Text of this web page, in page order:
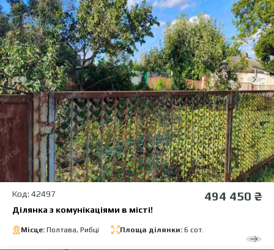
Код: 42497 494 450 ₴
Ділянка з комунікаціями в місті!
Місце: Полтава, Рибці Площа ділянки: 6 сот.